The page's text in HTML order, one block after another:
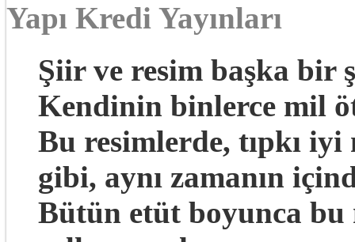
Yapı Kredi Yayınları
Şiir ve resim başka bir
Kendinin binlerce mil
Bu resimlerde, tıpkı
gibi, aynı zamanın
Bütün etüt boyunca